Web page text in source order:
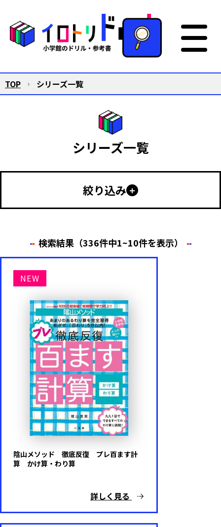
TOP シリーズ一覧
シリーズ一覧
絞り込み
1歳
4歳
5歳
内容
もじ・ことば
かず
めいろ
検索結果（336件中1~10件を表示）
NEW
陰山メソッド 徹底反復 プレ百ます計
算 かけ算・わり算
詳しく見る